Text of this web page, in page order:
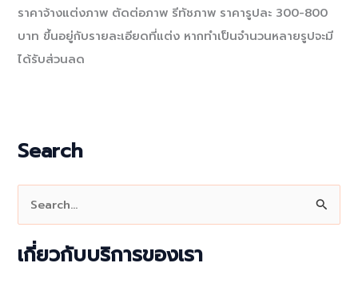
ราคาจ้างแต่งภาพ ตัดต่อภาพ รีทัชภาพ ราคารูปละ 300-800
บาท ขึ้นอยู่กับรายละเอียดที่แต่ง หากทำเป็นจำนวนหลายรูปจะมี
ได้รับส่วนลด
Search
r
เกี่ยวกับบริการของเรา